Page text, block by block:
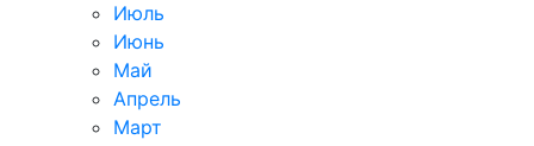
Июль
Июнь
Май
Апрель
Март